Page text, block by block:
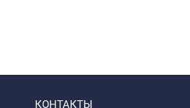
КОНТАКТЫ